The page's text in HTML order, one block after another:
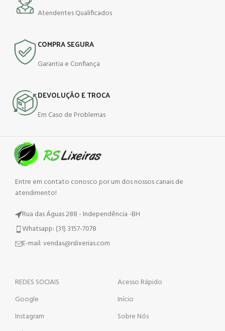
Atendentes Qualificados
COMPRA SEGURA
Garantia e Confiança
DEVOLUÇÃO E TROCA
Em Caso de Problemas
Entre em contato conosco por um dos nossos canais de
atendimento!
Rua das Águas 288 - Independência -BH
Whatsapp: (31) 3157-7078
E-mail: vendas@rslixerias.com
REDES SOCIAIS
Google
Instagram
Acesso Rápido
Início
Sobre Nós